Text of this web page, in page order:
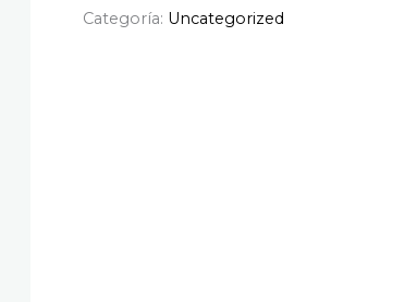
Categoría: Uncategorized